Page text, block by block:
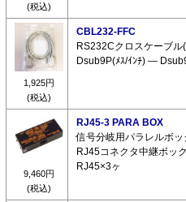
(税込)
1,925円
(税込)
CBL232-FFC
RS232Cクロスケーブ
Dsub9P(ﾒｽ/ｲﾝﾁ) ―
9,460円
(税込)
RJ45-3 PARA BOX
信号分岐用パラレルボッ
RJ45コネクタ中継ボッ
RJ45×3ヶ